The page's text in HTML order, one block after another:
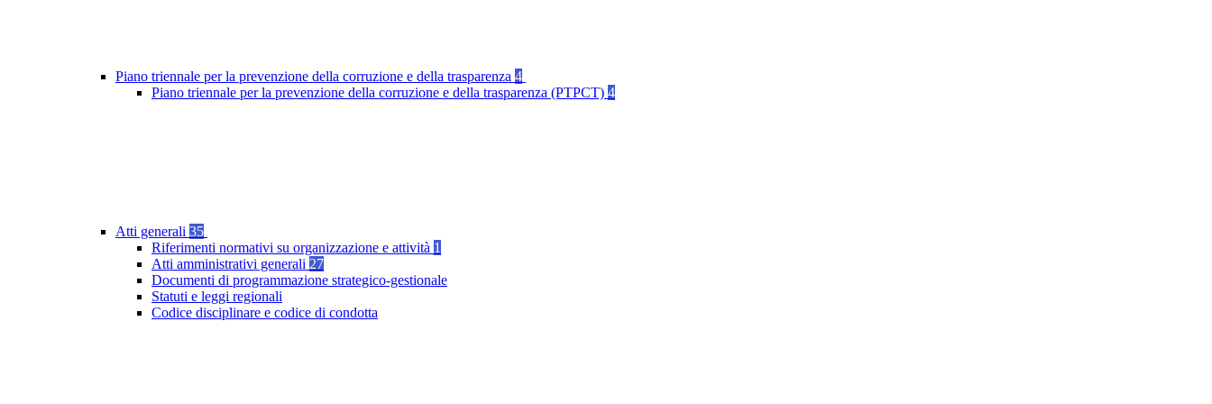
Piano triennale per la prevenzione della corruzione e della trasparenza 4
Piano triennale per la prevenzione della corruzione e della trasparenza (PTPCT) 4
Atti generali 35
Riferimenti normativi su organizzazione e attività 1
Atti amministrativi generali 27
Documenti di programmazione strategico-gestionale
Statuti e leggi regionali
Codice disciplinare e codice di condotta